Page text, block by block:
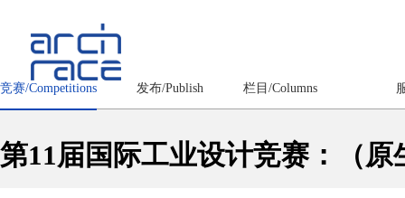
竞赛/Competitions 发布/Publish 栏目/Columns
第11届国际工业设计竞赛：（原